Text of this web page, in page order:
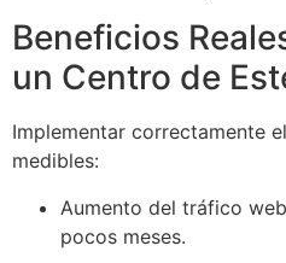
Beneficios
un Centro de
Implementar correctamente el
medibles:
Aumento del tráfico
pocos meses.